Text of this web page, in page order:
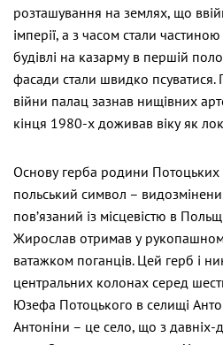
розташування на землях, що
імперії, а з часом стали
будівлі на казарму в першій
фасади стали швидко псуватися.
війни палац зазнав нищівних
кінця 1980-х доживав віку як
Основу герба родини Потоцьких
польський символ –
пов’язаний із місцевістю в
Жирослав отримав у
ватажком поганців. Цей герб і
центральних колонах серед
Юзефа Потоцького в селищі
Антоніни – це село, що з